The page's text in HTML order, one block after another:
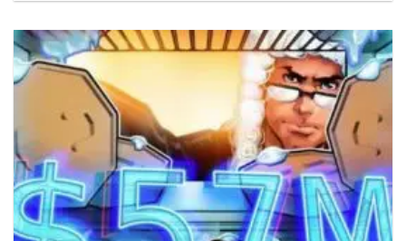
không yêu cầu mức đầu tư tối thiểu. mTBILL được
bảo chứng bằng...